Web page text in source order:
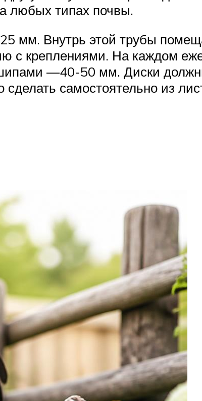
любых типах почвы.
мм. Внутрь этой трубы
с креплениями. На каждом
—40-50 мм. Диски
самостоятельно из